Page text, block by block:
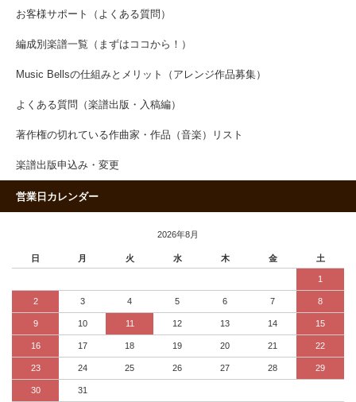
お客様サポート（よくある質問）
編成別楽譜一覧（まずはココから！）
Music Bellsの仕組みとメリット（アレンジ作品募集）
よくある質問（楽譜出版・入稿編）
著作権の切れている作曲家・作品（音楽）リスト
楽譜出版申込み・変更
営業日カレンダー
2026年8月
日 月 火 水 木 金 土
1
2 3 4 5 6 7 8
9 10 11 12 13 14 15
16 17 18 19 20 21 22
23 24 25 26 27 28 29
30 31